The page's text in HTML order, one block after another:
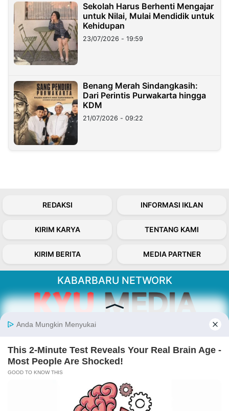
Sekolah Harus Berhenti Mengajar
untuk Nilai, Mulai Mendidik untuk
Kehidupan
23/07/2026 - 19:59
Benang Merah Sindangkasih:
Dari Perintis Purwakarta hingga
KDM
21/07/2026 - 09:22
REDAKSI INFORMASI IKLAN
KIRIM KARYA TENTANG KAMI
KIRIM BERITA MEDIA PARTNER
KABARBARU NETWORK
Kabarbaru.co menyajikan berita aktual dan
serta terverifikasi dari sumber yang tepat.
Follow Kabarbaru